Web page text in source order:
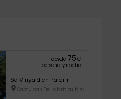
desde 75€
persona y noche
Sa Vinya d en Palerm
Sant Joan De Labritja (Ibiza)